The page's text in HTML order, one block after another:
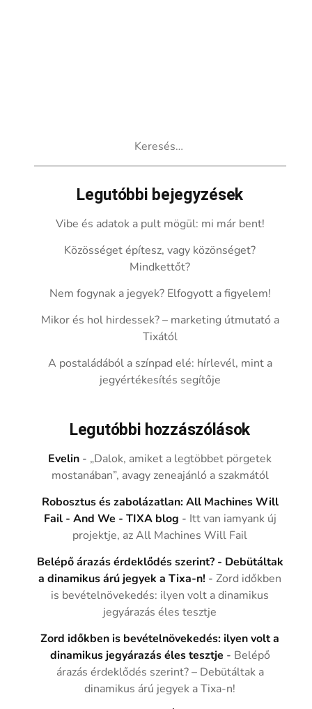
Legutóbbi bejegyzések
Vibe és adatok a pult mögül: mi már bent!
Közösséget építesz, vagy közönséget?
Mindkettőt?
Nem fogynak a jegyek? Elfogyott a figyelem!
Mikor és hol hirdessek? – marketing útmutató a
Tixától
A postaládából a színpad elé: hírlevél, mint a
jegyértékesítés segítője
Legutóbbi hozzászólások
Evelin - „Dalok, amiket a legtöbbet pörgetek
mostanában”, avagy zeneajánló a szakmától
Robosztus és zabolázatlan: All Machines Will
Fail - And We - TIXA blog - Itt van iamyank új
projektje, az All Machines Will Fail
Belépő árazás érdeklődés szerint? - Debütáltak
a dinamikus árú jegyek a Tixa-n! -Zord időkben
is bevételnövekedés: ilyen volt a dinamikus
jegyárazás éles tesztje
Zord időkben is bevételnövekedés: ilyen volt a
dinamikus jegyárazás éles tesztje - Belépő
árazás érdeklődés szerint? – Debütáltak a
dinamikus árú jegyek a Tixa-n!